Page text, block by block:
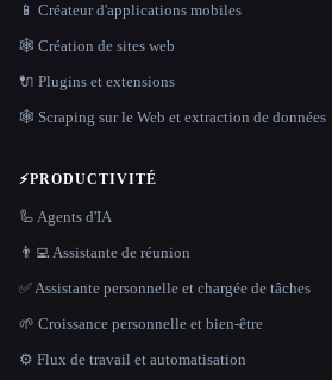
📱 Créateur d'applications mobiles
🕸 Création de sites web
🔌 Plugins et extensions
🕸️ Scraping sur le Web et extraction de données
⚡PRODUCTIVITÉ
🦾 Agents d'IA
👨‍💻 Assistante de réunion
✅ Assistante personnelle et chargée de tâches
🌱 Croissance personnelle et bien-être
⚙️ Flux de travail et automatisation